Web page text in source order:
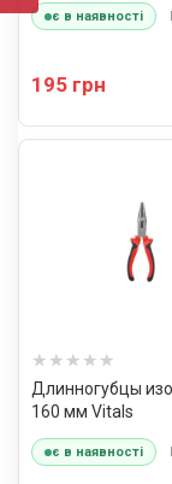
є в наявності
195 грн
Длинногубцы
160 мм Vitals
є в наявності